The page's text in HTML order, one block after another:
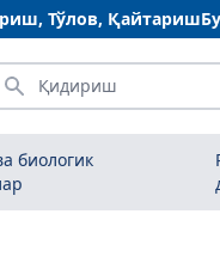
Тўлов, Қайтариш
биологик